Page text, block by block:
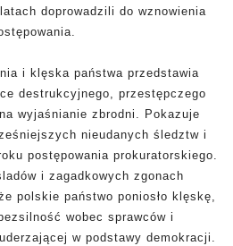
doprowadzili do wznowienia
i klęska państwa przedstawia
destrukcyjnego, przestępczego
wyjaśnianie zbrodni. Pokazuje
nieudanych śledztw i
postępowania prokuratorskiego.
i zagadkowych zgonach
polskie państwo poniosło klęskę,
wobec sprawców i
w podstawy demokracji.